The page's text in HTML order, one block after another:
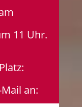
11 Uhr.
an: